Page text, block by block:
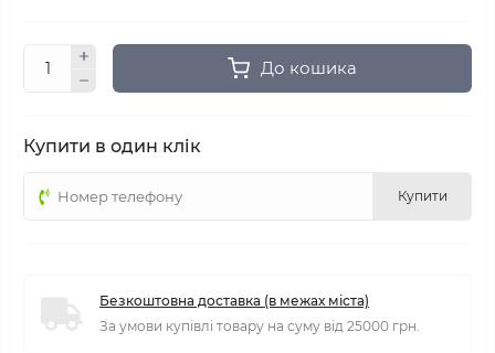
До кошика
Купити в один клік
Купити
Безкоштовна доставка (в межах міста)
За умови купівлі товару на суму від 25000 грн.